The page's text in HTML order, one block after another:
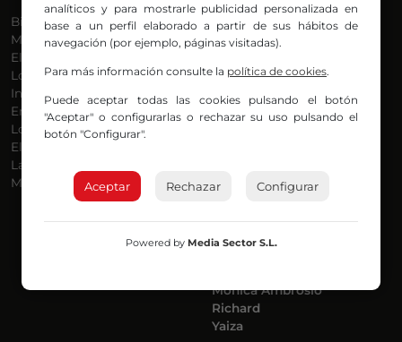
Bilbosport
Más Música
El Madrugador
Lo Más Nuevo
Informativos
En Ruta
Locos por la Música
El Supermadrugador
La Mañana de Radio Nervión
Más Madrugada
Agurtzane
Belén Ollero
Eduardo
Eva Argote
Endika
Jon
Joseba
Luis Carlos
Mónica Ambrosio
Richard
Yaiza
analíticos y para mostrarle publicidad personalizada en
base a un perfil elaborado a partir de sus hábitos de
navegación (por ejemplo, páginas visitadas).
Para más información consulte la política de cookies.
Puede aceptar todas las cookies pulsando el botón
"Aceptar" o configurarlas o rechazar su uso pulsando el
botón "Configurar".
Aceptar Rechazar Configurar
Powered by Media Sector S.L.